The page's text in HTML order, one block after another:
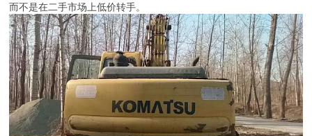
而不是在二手市场上低价转手。